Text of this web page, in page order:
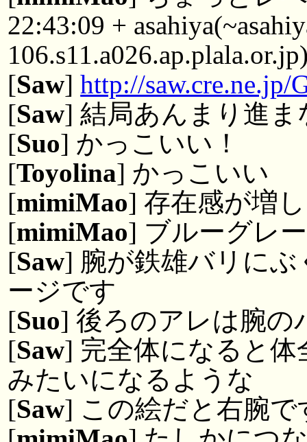
22:43:09 +
[Saw]http://saw.cre.ne.jp/
[Saw] 結局あんまり進ま
[Suo] かっこいい！
[Toyolina] かっこいい
[mimiMao] 存在感が増
[mimiMao] ブルーグレ
[Saw] 腕が鉄雄バリに
ージです
[Suo] 後ろのアレは腕の
[Saw] 完全体になると
みたいになるような
[Saw] この絵だと右腕で